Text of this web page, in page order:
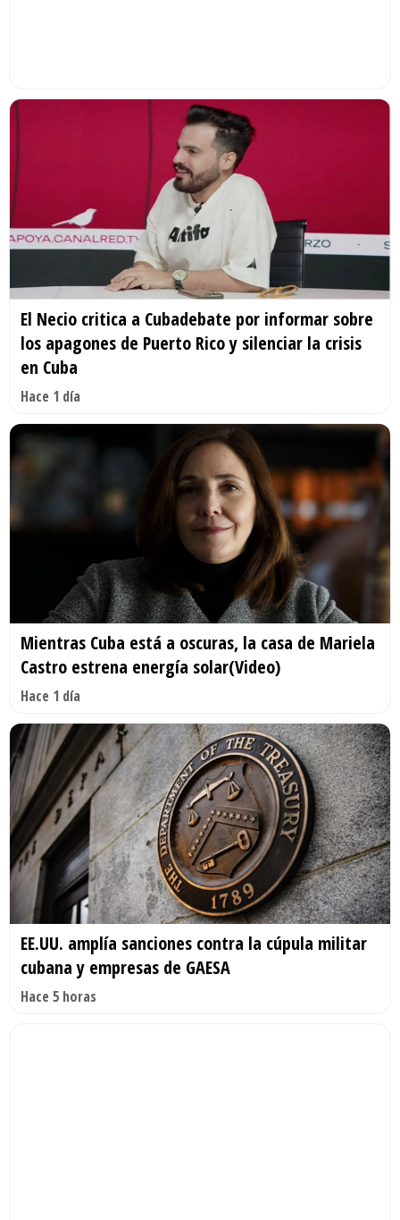
El Necio critica a Cubadebate por informar sobre
los apagones de Puerto Rico y silenciar la crisis
en Cuba
Hace 1 día
Mientras Cuba está a oscuras, la casa de Mariela
Castro estrena energía solar(Video)
Hace 1 día
EE.UU. amplía sanciones contra la cúpula militar
cubana y empresas de GAESA
Hace 5 horas